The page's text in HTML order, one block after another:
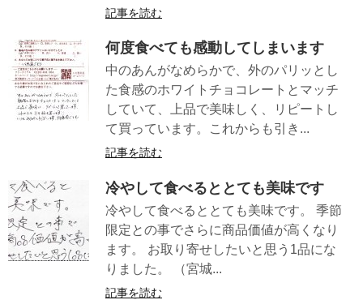
記事を読む
何度食べても感動してしまいます
中のあんがなめらかで、外のパリッとし
た食感のホワイトチョコレートとマッチ
していて、上品で美味しく、リピートし
て買っています。これからも引き...
記事を読む
冷やして食べるととても美味です
冷やして食べるととても美味です。 季節
限定との事でさらに商品価値が高くなり
ます。 お取り寄せしたいと思う1品にな
りました。 （宮城...
記事を読む